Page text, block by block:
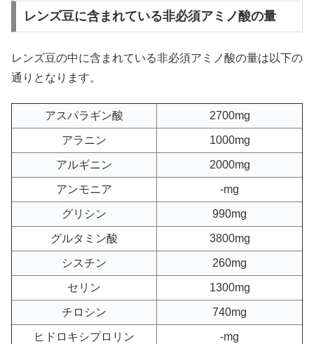
レンズ豆に含まれている非必須アミノ酸の量
レンズ豆の中に含まれている非必須アミノ酸の量は以下の
通りとなります。
アスパラギン酸 2700mg
アラニン 1000mg
アルギニン 2000mg
アンモニア -mg
グリシン 990mg
グルタミン酸 3800mg
シスチン 260mg
セリン 1300mg
チロシン 740mg
ヒドロキシプロリン -mg